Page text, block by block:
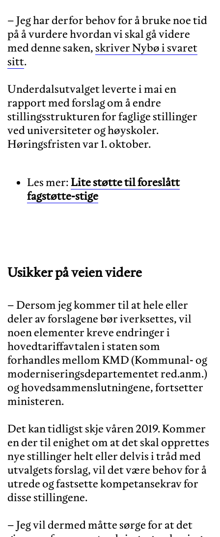
– Jeg har derfor behov for å bruke noe tid
på å vurdere hvordan vi skal gå videre
med denne saken,skriver Nybø i svaret
sitt.
Underdalsutvalget leverte i mai en
rapport med forslag om å endre
stillingsstrukturen for faglige stillinger
ved universiteter og høyskoler.
Les mer:Lite støtte til foreslått
fagstøtte-stige
Usikker på veien videre
– Dersom jeg kommer til at hele eller
deler av forslagene bør iverksettes, vil
noen elementer kreve endringer i
hovedtariffavtalen i staten som
forhandles mellom KMD (Kommunal- og
moderniseringsdepartementet red.anm.)
og hovedsammenslutningene, fortsetter
ministeren.
Det kan tidligst skje våren 2019. Kommer
en der til enighet om at det skal opprettes
nye stillinger helt eller delvis i tråd med
utvalgets forslag, vil det være behov for å
utrede og fastsette kompetansekrav for
disse stillingene.
– Jeg vil dermed måtte sørge for at det